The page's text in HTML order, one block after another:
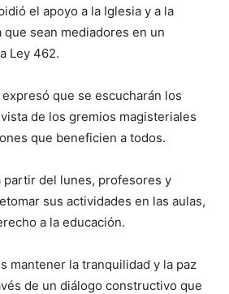
el apoyo a la Iglesia y a la
sean mediadores en un
Ley 462.
que se escucharán los
de los gremios magisteriales
que beneficien a todos.
partir del lunes, profesores y
sus actividades en las aulas,
a la educación.
mantener la tranquilidad y la paz
de un diálogo constructivo que